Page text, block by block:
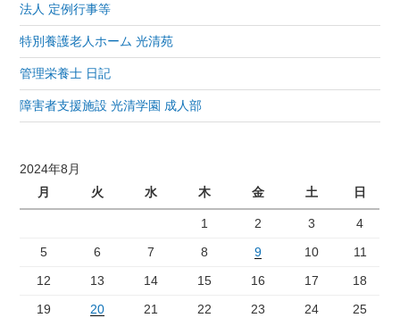
法人 定例行事等
特別養護老人ホーム 光清苑
管理栄養士 日記
障害者支援施設 光清学園 成人部
2024年8月
月
火 水 木 金 土 日
1 2 3
4
5
6 7 8 9 10
11
12
13 14 15 16 17
18
19
20 21 22 23 24
25